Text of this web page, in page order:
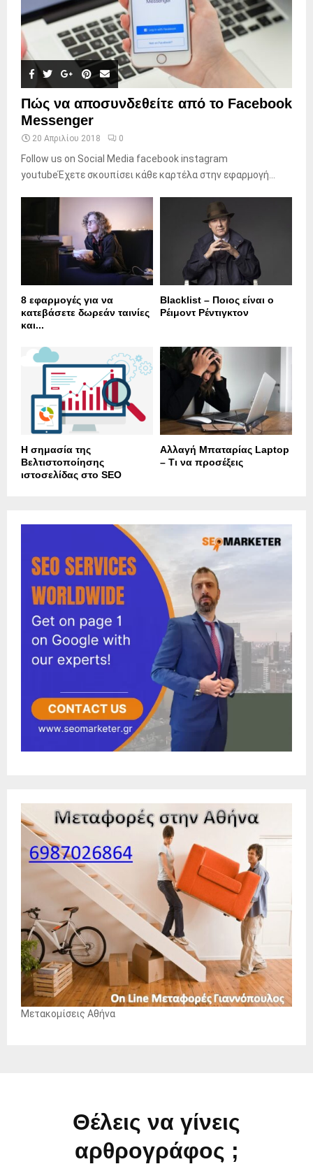
Πώς να αποσυνδεθείτε από το Facebook
Messenger
20 Απριλίου 2018 0
Follow us on Social Media facebook instagram
youtubeΈχετε σκουπίσει κάθε καρτέλα στην εφαρμογή...
8 εφαρμογές για να
κατεβάσετε δωρεάν ταινίες
και...
Blacklist – Ποιος είναι ο
Ρέιμοντ Ρέντιγκτον
Η σημασία της
Βελτιστοποίησης
ιστοσελίδας στο SEO
Αλλαγή Μπαταρίας Laptop
– Τι να προσέξεις
Μετακομίσεις Αθήνα
Θέλεις να γίνεις
αρθρογράφος ;